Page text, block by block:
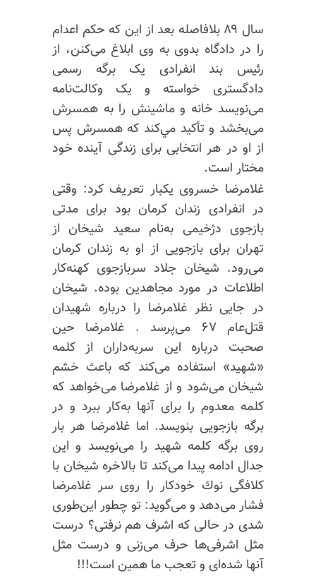
سال ۸۹ بلافاصله بعد از این که حکم اعدام
را در دادگاه بدوی به‌ وی ابلاغ می‌کنن، از
رئيس بند انفرادی یک برگه رسمی
دادگستری خواسته و یک وکالت‌نامه
می‌نویسد خانه و ماشینش را به‌ همسرش
می‌بخشد و تأكيد مي‌كند كه همسرش پس
از او در هر انتخابی برای زندگی آينده خود
مختار است.
غلامرضا خسروی یکبار تعریف کرد: وقتی
در انفرادی‌ زندان کرمان بود برای مدتی
بازجوی دژخیمی به‌نام سعید شیخان از
تهران برای بازجویی از او به‌ زندان کرمان
می‌رود. شیخان جلاد سربازجوی کهنه‌کار
اطلاعات در مورد مجاهدین بوده. شیخان
در جایی نظر غلامرضا را درباره شهیدان
قتل‌عام ۶۷ می‌پرسد . غلامرضا حین
صحبت درباره این سربه‌داران از کلمه
«شهید» استفاده می‌کند که باعث خشم
شیخان می‌شود و از غلامرضا می‌خواهد که
کلمه معدوم را برای آنها به‌‌کار ببرد و در
برگه بازجویی بنویسد. اما غلامرضا هر بار
روی برگه کلمه شهید را می‌نویسد و این
جدال ادامه پیدا می‌کند تا بالاخره شیخان با
کلافگی نوك خودکار را روی سر غلامرضا
فشار می‌دهد و می‌گوید: تو چطور این‌طوری
شدی در حالی که اشرف هم نرفتی؟ درست
مثل اشرفی‌ها حرف می‌زنی و درست مثل
آنها شده‌ای و تعجب ما همین است!!!